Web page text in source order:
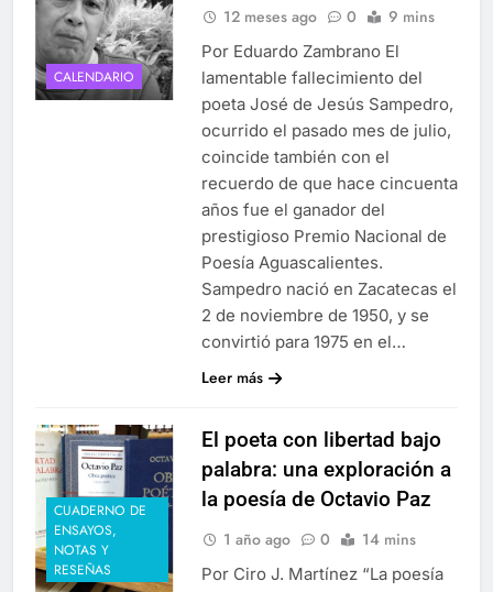
CALENDARIO
12 meses ago 0 9 mins
Por Eduardo Zambrano El
lamentable fallecimiento del
poeta José de Jesús Sampedro,
ocurrido el pasado mes de julio,
coincide también con el
recuerdo de que hace cincuenta
años fue el ganador del
prestigioso Premio Nacional de
Poesía Aguascalientes.
Sampedro nació en Zacatecas el
2 de noviembre de 1950, y se
convirtió para 1975 en el…
Leer más
CUADERNO DE
ENSAYOS,
NOTAS Y
RESEÑAS
El poeta con libertad bajo
palabra: una exploración a
la poesía de Octavio Paz
1 año ago 0 14 mins
Por Ciro J. Martínez “La poesía